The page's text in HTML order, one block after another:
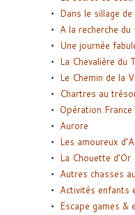
Dans le sillage de
A la recherche du
Une journée
La Chevalière du
Le Chemin de la
Chartres au
Opération France
Aurore
Les amoureux
La Chouette d’Or
Autres chasses
Activités enfants
Escape games &